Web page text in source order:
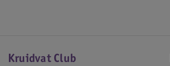
Kruidvat Club